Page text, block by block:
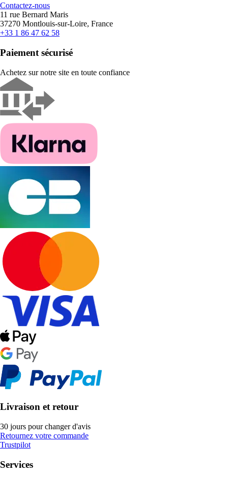
Contactez-nous
11 rue Bernard Maris
37270 Montlouis-sur-Loire, France
+33 1 86 47 62 58
Paiement sécurisé
Achetez sur notre site en toute confiance
Livraison et retour
30 jours pour changer d'avis
Retournez votre commande
Trustpilot
Services